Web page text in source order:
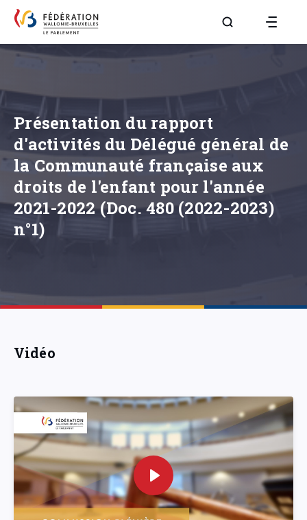
Aller à la page
Présentation du rapport
d'activités du Délégué général de
la Communauté française aux
droits de l'enfant pour l'année
2021-2022 (Doc. 480 (2022-2023)
n°1)
Vidéo